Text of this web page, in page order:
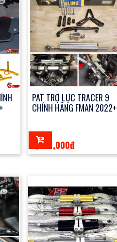
PAT TRỢ LỰC TRACER 9
CHÍNH HÃNG FMAN 2022+
1,800,000đ